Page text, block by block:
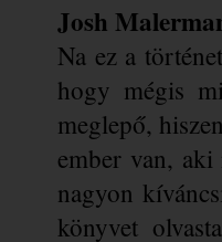
Josh
Na ez a
hogy mégis
meglepő,
ember van,
nagyon
könyvet